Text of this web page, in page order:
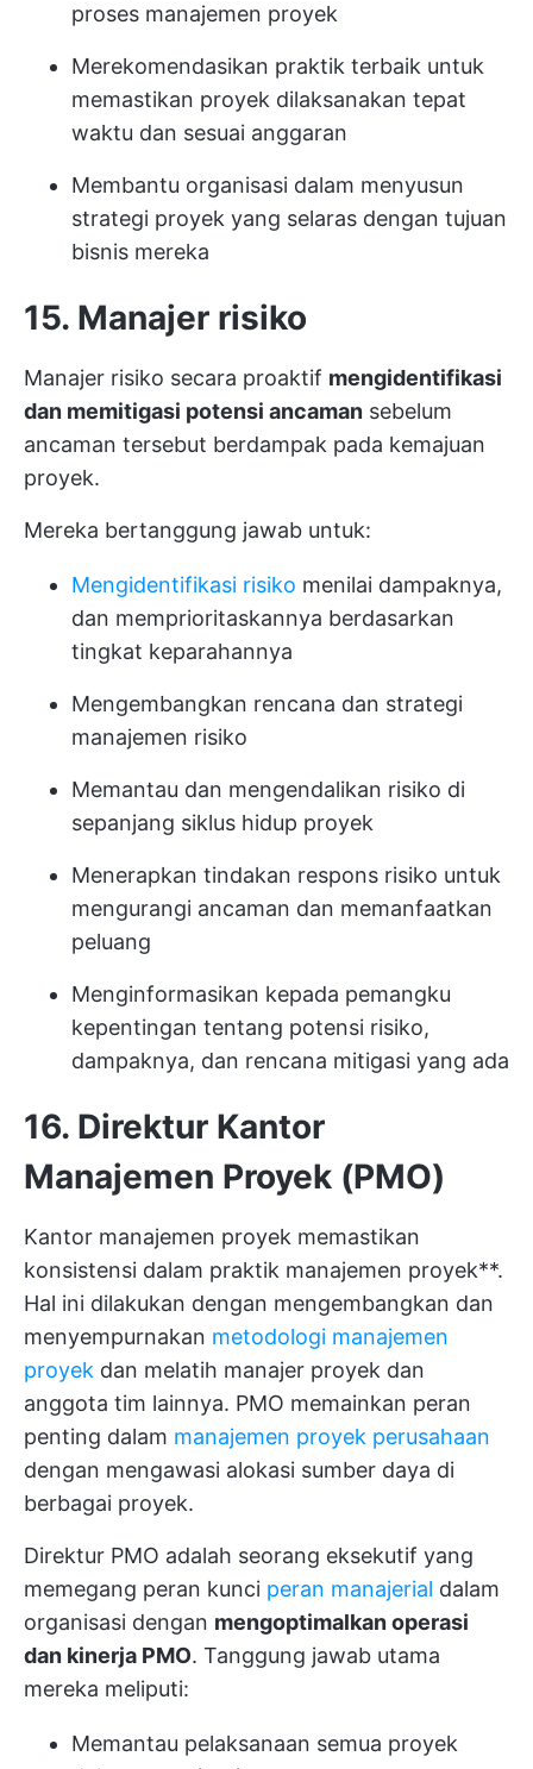
proses manajemen proyek
Merekomendasikan praktik terbaik untuk
memastikan proyek dilaksanakan tepat
waktu dan sesuai anggaran
Membantu organisasi dalam menyusun
strategi proyek yang selaras dengan tujuan
bisnis mereka
15. Manajer risiko
Manajer risiko secara proaktif mengidentifikasi
dan memitigasi potensi ancaman sebelum
ancaman tersebut berdampak pada kemajuan
proyek.
Mereka bertanggung jawab untuk:
Mengidentifikasi risiko menilai dampaknya,
dan memprioritaskannya berdasarkan
tingkat keparahannya
Mengembangkan rencana dan strategi
manajemen risiko
Memantau dan mengendalikan risiko di
sepanjang siklus hidup proyek
Menerapkan tindakan respons risiko untuk
mengurangi ancaman dan memanfaatkan
peluang
Menginformasikan kepada pemangku
kepentingan tentang potensi risiko,
dampaknya, dan rencana mitigasi yang ada
16. Direktur Kantor
Manajemen Proyek (PMO)
Kantor manajemen proyek memastikan
konsistensi dalam praktik manajemen proyek**.
Hal ini dilakukan dengan mengembangkan dan
menyempurnakan metodologi manajemen
proyek dan melatih manajer proyek dan
anggota tim lainnya. PMO memainkan peran
penting dalam manajemen proyek perusahaan
dengan mengawasi alokasi sumber daya di
berbagai proyek.
Direktur PMO adalah seorang eksekutif yang
memegang peran kunci peran manajerial dalam
organisasi dengan mengoptimalkan operasi
dan kinerja PMO. Tanggung jawab utama
mereka meliputi:
Memantau pelaksanaan semua proyek